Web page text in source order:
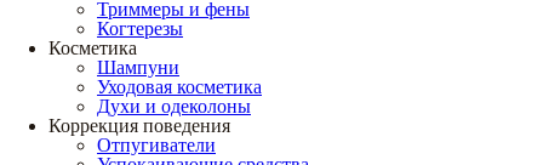
Триммеры и фены
Когтерезы
Косметика
Шампуни
Уходовая косметика
Духи и одеколоны
Коррекция поведения
Отпугиватели